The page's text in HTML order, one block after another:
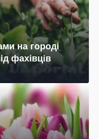
на городі
фахівців